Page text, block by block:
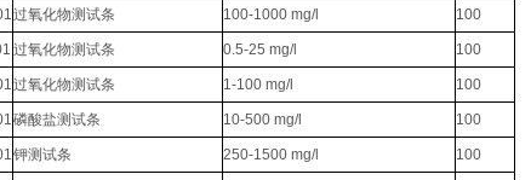
过氧化物测试条 100-1000 mg/l 100
过氧化物测试条 0.5-25 mg/l 100
过氧化物测试条 1-100 mg/l 100
磷酸盐测试条 10-500 mg/l 100
钾测试条 250-1500 mg/l 100